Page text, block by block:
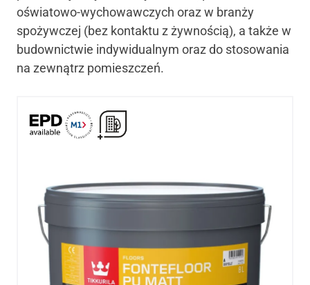
oświatowo-wychowawczych oraz w branży
spożywczej (bez kontaktu z żywnością), a także w
budownictwie indywidualnym oraz do stosowania
na zewnątrz pomieszczeń.